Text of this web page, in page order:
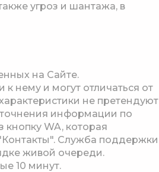
угроз и шантажа, в
на Сайте.
нему и могут отличаться от
не претендуют
информации по
кнопку WA, которая
Служба поддержки
живой очереди.
10 минут.